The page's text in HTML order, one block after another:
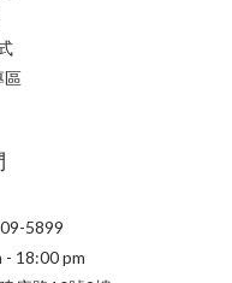
區
5899
- 18:00 pm